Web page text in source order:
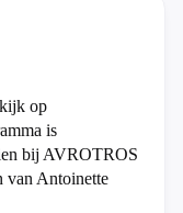
op
is
bij AVROTROS
van Antoinette